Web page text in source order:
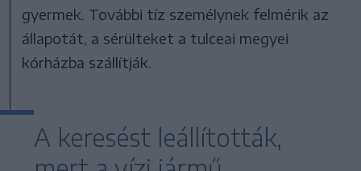
gyermek. További tíz személynek felmérik az
állapotát, a sérülteket a tulceai megyei
kórházba szállítják.
A keresést leállították,